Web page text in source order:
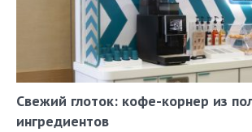
Свежий глоток: кофе-корнер из
ингредиентов